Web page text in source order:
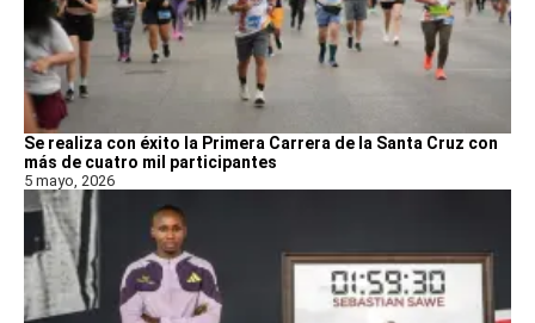
Se realiza con éxito la Primera Carrera de la Santa Cruz con
más de cuatro mil participantes
5 mayo, 2026